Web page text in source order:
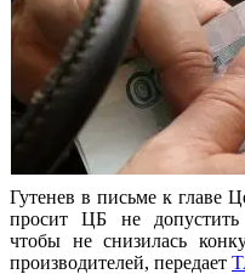
Гутенев в письме к главе
просит ЦБ не допустить
чтобы не снизилась
производителей, передает